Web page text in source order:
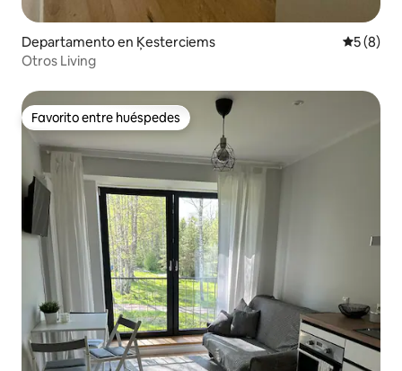
Departamento en Ķesterciems
5 (8)
Otros Living
Favorito entre huéspedes
Favorito entre huéspedes